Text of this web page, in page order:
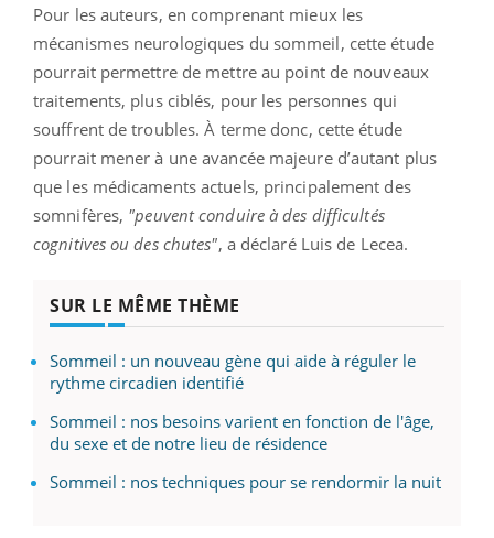
Pour les auteurs, en comprenant mieux les
mécanismes neurologiques du sommeil, cette étude
pourrait permettre de mettre au point de nouveaux
traitements, plus ciblés, pour les personnes qui
souffrent de troubles. À terme donc, cette étude
pourrait mener à une avancée majeure d’autant plus
que les médicaments actuels, principalement des
somnifères, "peuvent conduire à des difficultés
cognitives ou des chutes", a déclaré Luis de Lecea.
SUR LE MÊME THÈME
Sommeil : un nouveau gène qui aide à réguler le
rythme circadien identifié
Sommeil : nos besoins varient en fonction de l'âge,
du sexe et de notre lieu de résidence
Sommeil : nos techniques pour se rendormir la nuit